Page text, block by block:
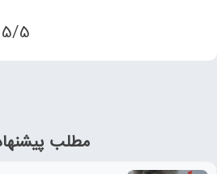
5/5 - (2 امتیاز)
مطلب